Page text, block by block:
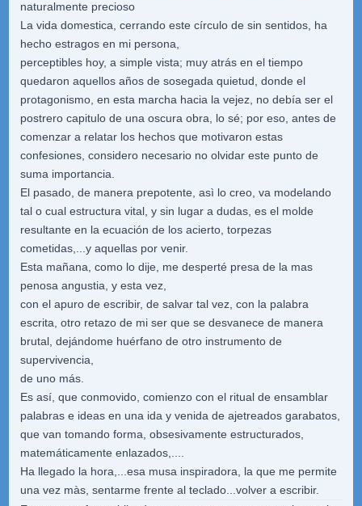
naturalmente precioso
La vida domestica, cerrando este círculo de sin sentidos, ha
hecho estragos en mi persona,
perceptibles hoy, a simple vista; muy atrás en el tiempo
quedaron aquellos años de sosegada quietud, donde el
protagonismo, en esta marcha hacia la vejez, no debía ser el
postrero capitulo de una oscura obra, lo sé; por eso, antes de
comenzar a relatar los hechos que motivaron estas
confesiones, considero necesario no olvidar este punto de
suma importancia.
El pasado, de manera prepotente, asì lo creo, va modelando
tal o cual estructura vital, y sin lugar a dudas, es el molde
resultante en la ecuación de los acierto, torpezas
cometidas,...y aquellas por venir.
Esta mañana, como lo dije, me desperté presa de la mas
penosa angustia, y esta vez,
con el apuro de escribir, de salvar tal vez, con la palabra
escrita, otro retazo de mi ser que se desvanece de manera
brutal, dejándome huérfano de otro instrumento de
supervivencia,
de uno más.
Es así, que conmovido, comienzo con el ritual de ensamblar
palabras e ideas en una ida y venida de ajetreados garabatos,
que van tomando forma, obsesivamente estructurados,
matemáticamente enlazados,....
Ha llegado la hora,...esa musa inspiradora, la que me permite
una vez màs, sentarme frente al teclado...volver a escribir.